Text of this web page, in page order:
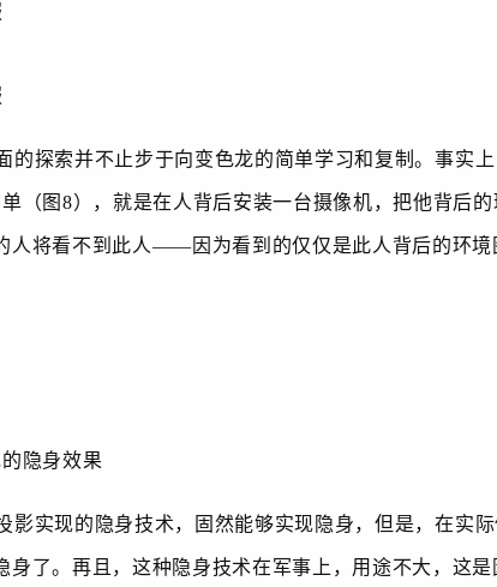
探索并不止步于向变色龙的简单学习和复制。事实
（图 8），就是在人背后安装一台摄像机，把他背后
人将看不到此人——因为看到的仅仅是此人背后的环境
隐身效果
实现的隐身技术，固然能够实现隐身，但是，在实
身了。再且，这种隐身技术在军事上，用途不大，这